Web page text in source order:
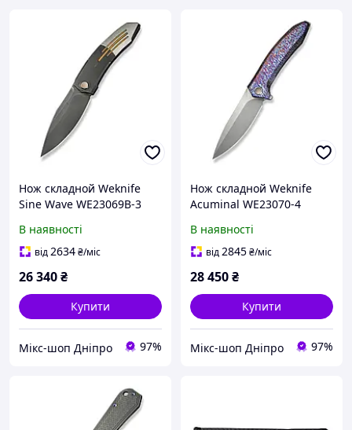
Нож складной Weknife
Sine Wave WE23069B-3
В наявності
від2634₴/міс
26 340₴
Купити
Мікс-шоп Дніпро 97%
Нож складной Weknife
Acuminal WE23070-4
В наявності
від2845₴/міс
28 450₴
Купити
Мікс-шоп Дніпро 97%